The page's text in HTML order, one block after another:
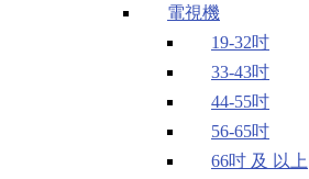
電視機
19-32吋
33-43吋
44-55吋
56-65吋
66吋 及 以上